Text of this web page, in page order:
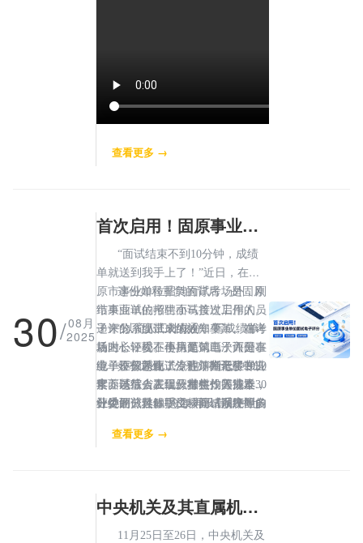
查看更多 →
30/08月
2025
首次启用！固原事业单位面试电子评分：更高效更公平
“面试结束不到10分钟，成绩
单就送到我手上了！”近日，在固
原市事业单位招聘面试考场外，刚
结束面试的考生小马接过工作人员
递来的《面试成绩通知单》，端详
后内心轻松。小马是第二次入围事
业单位招聘面试，他清晰记得2020
年面试后，在候分室焦灼等待近30
分钟的煎熬，“今年再没有那种七
这份如释重负的背后，是固原
市事业单位招聘面试首次启用的电
子评分系统带来的效率变革。在考
场上，评委不再执笔勾画，而是在
电子评分系统上专注评判考生专业
素养与综合表现。考生作答完毕，
评委评分轻触提交瞬间，系统即自
打印生成通知单，原始评分信息则
出现的疏漏与误差。
“以前人工计核分、写成绩单
耗时长，现在使用面试电子评分系
统，不仅简化了流程，降低了强
度，还节省人工及材料投入成本，
杜绝面试过程手工核算错误发生的
小李坦言。
效率之外，公平亦在无形中筑
牢。以往人工组织抽签，因涉及专
业类别、具体职位、面试顺序等多
上，工作人员稍有不慎便易招致质
操作轨迹被电脑自动完整记录，让
面试的每一步都可追溯、可还原。
（宁夏日报记者马照刚）
查看更多 →
中央机关及其直属机构2024年度考试录用公务员山东考区笔试顺利结束
11月25日至26日，中央机关及